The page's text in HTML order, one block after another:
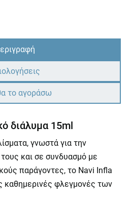
το αγοράσω
διάλυμα 15ml
γνωστά για την
και σε συνδυασμό με
παράγοντες, το Navi Infla
καθημερινές φλεγμονές των